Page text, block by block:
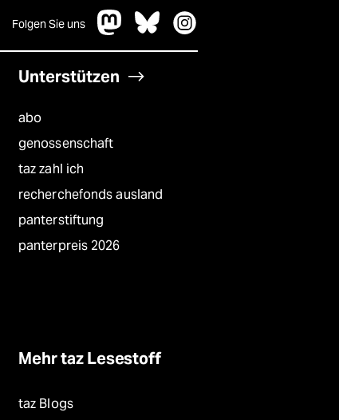
Folgen Sie uns
Unterstützen
abo
genossenschaft
taz zahl ich
recherchefonds ausland
panterstiftung
panterpreis 2026
Mehr taz Lesestoff
taz Blogs